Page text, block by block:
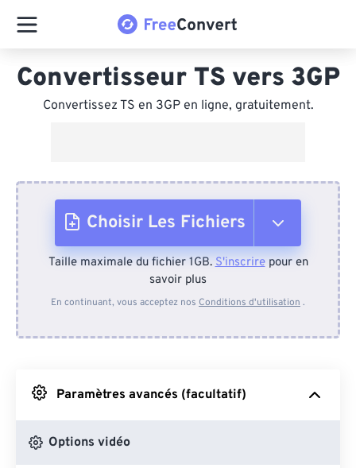
Convertisseur TS vers 3GP
Convertissez TS en 3GP en ligne, gratuitement.
Choisir Les Fichiers
Depuis l'appareil
Depuis Google Drive
Depuis OneDrive
Taille maximale du fichier 1GB.S'inscrirepour en
savoir plus
En continuant, vous acceptez nos Conditions d'utilisation .
Paramètres avancés (facultatif)
Options vidéo